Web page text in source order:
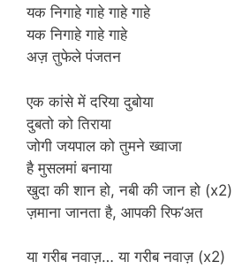
यक निगाहे गाहे गाहे गाहे
यक निगाहे गाहे गाहे
अज़ तुफेले पंजतन
एक कांसे में दरिया दुबोया
दुबतो को तिराया
जोगी जयपाल को तुमने ख्वाजा
है मुसलमां बनाया
खुदा की शान हो, नबी की जान हो (x2)
ज़माना जानता है, आपकी रिफ’अत
या गरीब नवाज़… या गरीब नवाज़ (x2)